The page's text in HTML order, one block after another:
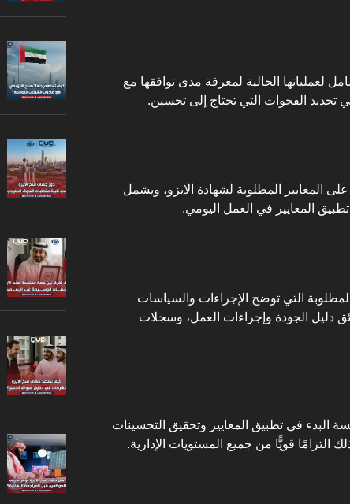
لعملياتها الحالية لمعرفة مدى توافقها مع
في تحديد الفجوات التي تحتاج إلى تحسين.
المعايير المطلوبة لشهادة الايزو، ويشمل
المعايير في العمل اليومي.
التي توضح الإجراءات والسياسات
دليل الجودة وإجراءات العمل، وسجلات
البدء في تطبيق المعايير وتحقيق التحسينات
التزامًا قويًّا من جميع المستويات الإدارية.